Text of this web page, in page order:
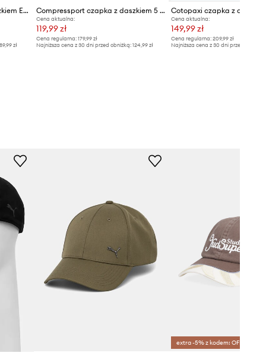
Compressport czapka z daszkiem EAT MY DUST!
zł
Compressport czapka z daszkiem 5 Panel Light
Cena aktualna:
119,99 zł
Cena regularna:179,99 zł
Najniższa cena z 30 dni przed obniżką:124,99 zł
Cena aktualna:
149,99 zł
Cena regularna: 209,99 zł
Najniższa cena z 30 dni przed obniżką:
extra -5% z kodem: OFF*